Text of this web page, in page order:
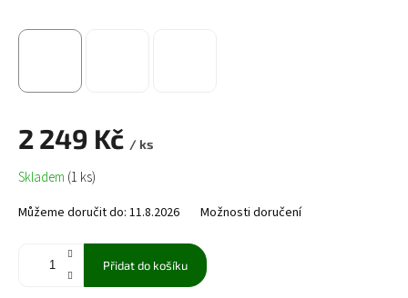
2 249 Kč / ks
Měrná
cena:
Skladem (1 ks)
Můžeme doručit do: 11.8.2026 Možnosti doručení
Přidat do košíku